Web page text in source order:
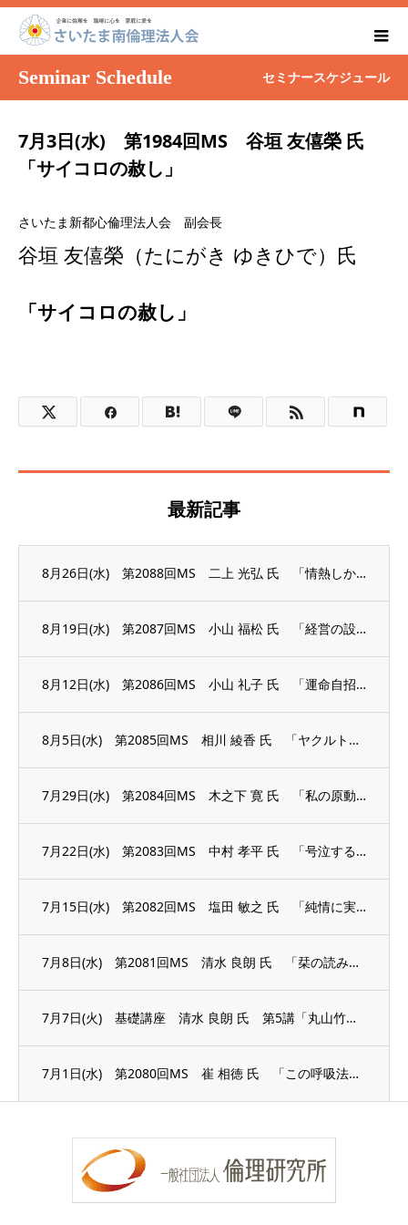
Seminar Schedule セミナースケジュール
7月3日(水) 第1984回MS 谷垣 友僖榮 氏
「サイコロの赦し」
さいたま新都心倫理法人会 副会長
谷垣 友僖榮（たにがき ゆきひで）氏
「サイコロの赦し」
最新記事
8月26日(水) 第2088回MS 二上 光弘 氏 「情熱しか答えにならない」
8月19日(水) 第2087回MS 小山 福松 氏 「経営の設計図」
8月12日(水) 第2086回MS 小山 礼子 氏 「運命自招 今の心が未来を創る」
8月5日(水) 第2085回MS 相川 綾香 氏 「ヤクルトレディから議員へ、そして失...
7月29日(水) 第2084回MS 木之下 寛 氏 「私の原動力」
7月22日(水) 第2083回MS 中村 孝平 氏 「号泣する準備はできている」
7月15日(水) 第2082回MS 塩田 敏之 氏 「純情に実践する」
7月8日(水) 第2081回MS 清水 良朗 氏 「栞の読み方」
7月7日(火) 基礎講座 清水 良朗 氏 第5講「丸山竹秋の足跡」
7月1日(水) 第2080回MS 崔 相徳 氏 「この呼吸法で医者知らず薬いらず」